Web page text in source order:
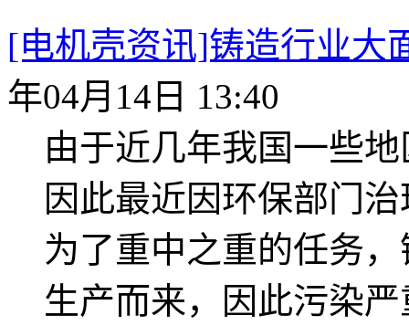
[电机壳资讯]铸造行业大
年04月14日 13:40
由于近几年我国一些
因此最近因环保部门
为了重中之重的任务
生产而来，因此污染